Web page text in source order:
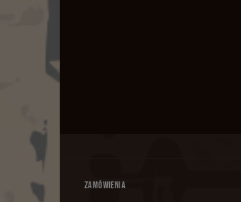
ZAMÓWIENIA